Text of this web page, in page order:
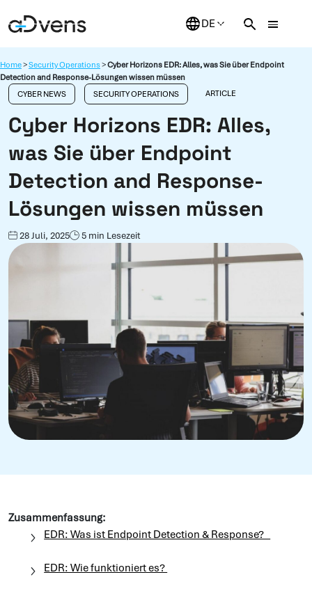
Inhalt
Home>Security Operations>Cyber Horizons EDR: Alles, was Sie über Endpoint
Detection and Response-Lösungen wissen müssen
CYBER NEWS
SECURITY OPERATIONS ARTICLE
Cyber Horizons EDR: Alles,
was Sie über Endpoint
Detection and Response-
Lösungen wissen müssen
28 Juli, 2025 5 min Lesezeit
Zusammenfassung:
EDR: Was ist Endpoint Detection & Response?
EDR: Wie funktioniert es?